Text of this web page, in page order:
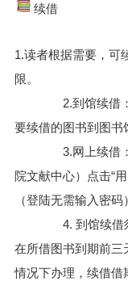
续借
1.读者根据需要，可
限。
2.到馆续借：读
要续借的图书到图书
3.网上续借：读
院文献中心）点击“
（登陆无需输入密
4. 到馆续借须在
在所借图书到期前三
情况下办理，续借借